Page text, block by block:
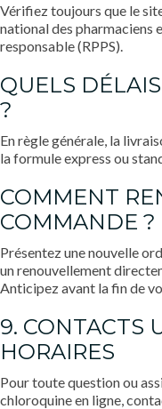
Vérifiez toujours que le
national des pharmaciens
responsable (RPPS).
QUELS
?
En règle générale, la
la formule express ou
COMMENT
COMMANDE ?
Présentez une nouvelle
un renouvellement
Anticipez avant la fin de
9. CONTACTS
HORAIRES
Pour toute question ou
chloroquine en ligne,